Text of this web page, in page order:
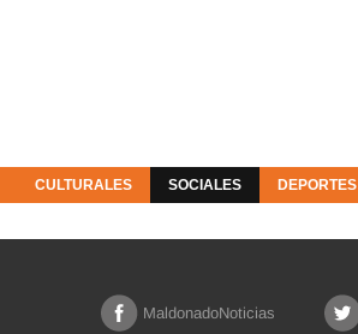
CULTURALES SOCIALES DEPORTES
MaldonadoNoticias